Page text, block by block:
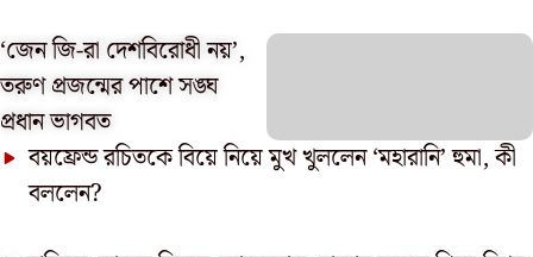
‘জেন জি-রা দেশবিরোধী নয়’,
তরুণ প্রজন্মের পাশে সঙ্ঘ
প্রধান ভাগবত
বয়ফ্রেন্ড রচিতকে বিয়ে নিয়ে মুখ খুললেন ‘মহারানি’ হুমা, কী
বললেন?